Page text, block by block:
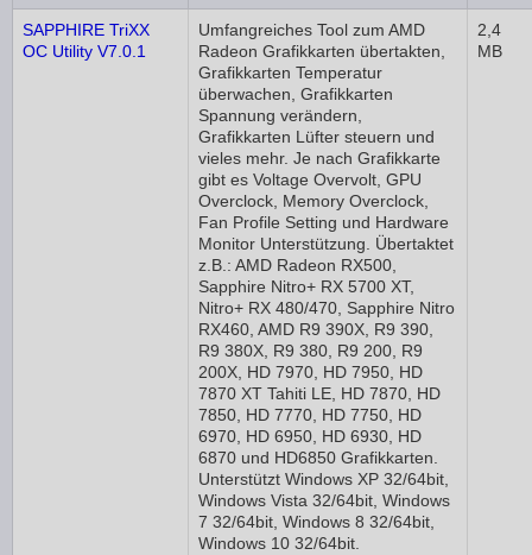
SAPPHIRE TriXX
OC Utility V7.0.1
Umfangreiches Tool zum AMD
Radeon Grafikkarten übertakten,
Grafikkarten Temperatur
überwachen, Grafikkarten
Spannung verändern,
Grafikkarten Lüfter steuern und
vieles mehr. Je nach Grafikkarte
gibt es Voltage Overvolt, GPU
Overclock, Memory Overclock,
Fan Profile Setting und Hardware
Monitor Unterstützung. Übertaktet
z.B.: AMD Radeon RX500,
Sapphire Nitro+ RX 5700 XT,
Nitro+ RX 480/470, Sapphire Nitro
RX460, AMD R9 390X, R9 390,
R9 380X, R9 380, R9 200, R9
200X, HD 7970, HD 7950, HD
7870 XT Tahiti LE, HD 7870, HD
7850, HD 7770, HD 7750, HD
6970, HD 6950, HD 6930, HD
6870 und HD6850 Grafikkarten.
Unterstützt Windows XP 32/64bit,
Windows Vista 32/64bit, Windows
7 32/64bit, Windows 8 32/64bit,
Windows 10 32/64bit.
2,4
MB